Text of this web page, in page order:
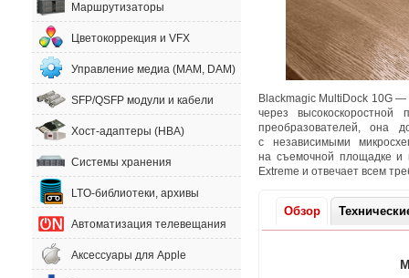
Маршрутизаторы
Цветокоррекция и VFX
Управление медиа (MAM, DAM)
SFP/QSFP модули и кабели
Хост-адаптеры (HBA)
Системы хранения
LTO-библиотеки, архивы
Автоматизация телевещания
Аксессуары для Apple
Blackmagic MultiDock 10G
через высокоскоростной
преобразователей,
она
с независимыми
на съемочной площадке и
Extreme и отвечает всем
Обзор